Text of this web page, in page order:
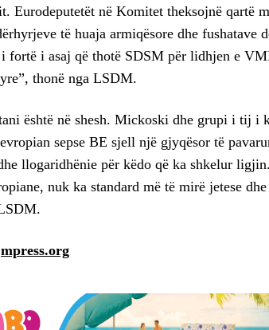
Eurodeputetët në Komitet theksojnë qartë
të huaja armiqësore dhe fushatave
fortë i asaj që thotë SDSM për lidhjen e
thonë nga LSDM.
është në shesh. Mickoski dhe grupi i tij i
sepse BE sjell një gjyqësor të
llogaridhënie për këdo që ka shkelur
nuk ka standard më të mirë jetese